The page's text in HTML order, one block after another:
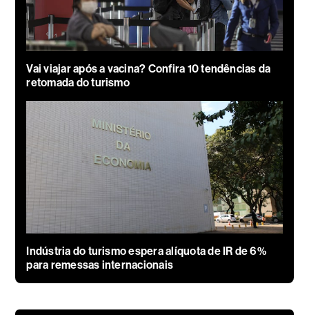
Vai viajar após a vacina? Confira 10 tendências da
retomada do turismo
Indústria do turismo espera alíquota de IR de 6%
para remessas internacionais